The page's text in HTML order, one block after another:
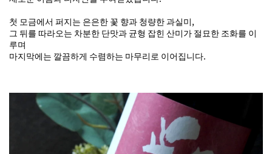
첫 모금에서 퍼지는 은은한 꽃 향과 청량한 과실미,
그 뒤를 따라오는 차분한 단맛과 균형 잡힌 산미가 절묘한 조화를 이
루며
마지막에는 깔끔하게 수렴하는 마무리로 이어집니다.